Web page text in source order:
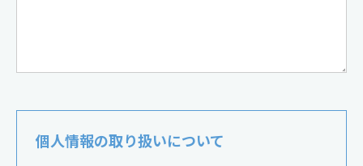
個人情報の取り扱いについて